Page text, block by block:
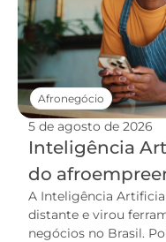
5 de agosto de 2026
Inteligência
do
A Inteligência
distante e virou
negócios no Brasil.
Afronegócio